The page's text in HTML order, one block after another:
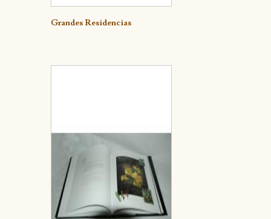
Detalle
Grandes Residencias